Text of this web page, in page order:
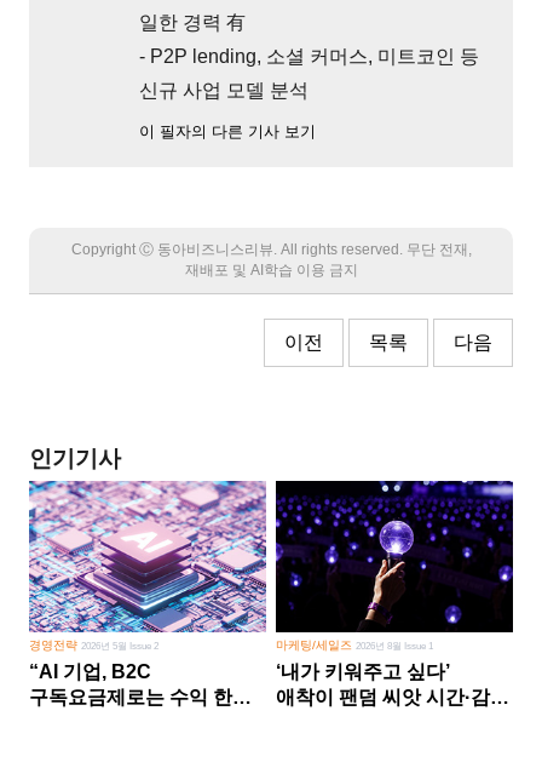
일한 경력 有
- P2P lending, 소셜 커머스, 미트코인 등
신규 사업 모델 분석
이 필자의 다른 기사 보기
Copyright Ⓒ 동아비즈니스리뷰. All rights reserved. 무단 전재,
재배포 및 AI학습 이용 금지
이전 목록 다음
인기기사
경영전략 2026년 5월 Issue 2
“AI 기업, B2C
구독요금제로는 수익 한계
마케팅/세일즈 2026년 8월 Issue 1
‘내가 키워주고 싶다’
애착이 팬덤 씨앗 시간·감정